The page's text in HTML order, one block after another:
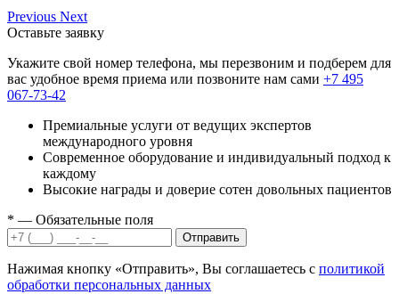
Previous Next
Оставьте заявку
Укажите свой номер телефона, мы перезвоним и подберем для
вас удобное время приема или позвоните нам сами +7 495
067-73-42
Премиальные услуги от ведущих экспертов
международного уровня
Современное оборудование и индивидуальный подход к
каждому
Высокие награды и доверие сотен довольных пациентов
* — Обязательные поля
Отправить
Нажимая кнопку «Отправить», Вы соглашаетесь с политикой
обработки персональных данных